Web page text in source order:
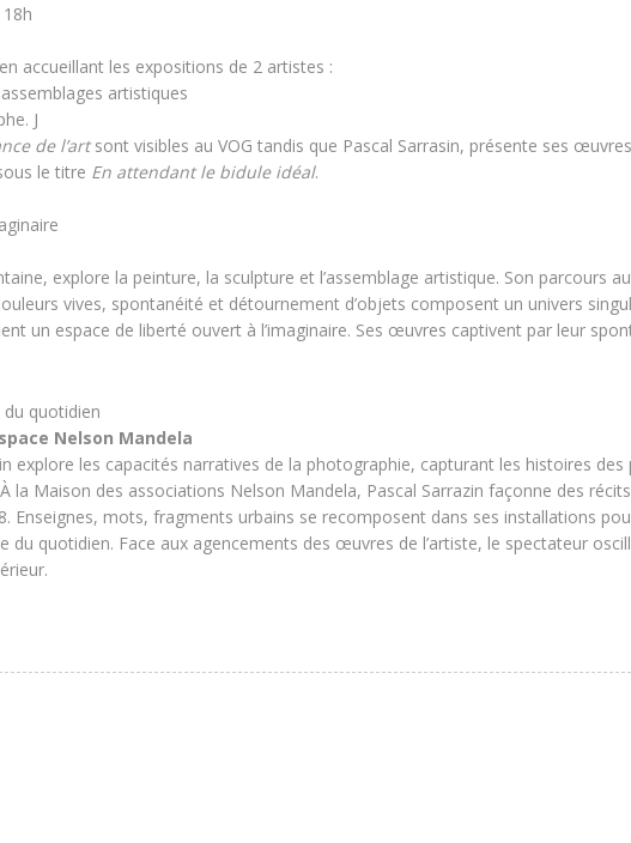
18h
accueillant les expositions de 2 artistes :
artistiques
J
de l’artsont visibles au VOG tandis que Pascal Sarrasin, présente ses
le titre En attendant le bidule idéal.
explore la peinture, la sculpture et l’assemblage artistique. Son parcours
vives, spontanéité et détournement d’objets composent un univers
un espace de liberté ouvert à l’imaginaire. Ses œuvres captivent par leur
du quotidien
Nelson Mandela
explore les capacités narratives de la photographie, capturant les histoires des
la Maison des associations Nelson Mandela, Pascal Sarrazin façonne des
Enseignes, mots, fragments urbains se recomposent dans ses installations
du quotidien. Face aux agencements des œuvres de l’artiste, le spectateur